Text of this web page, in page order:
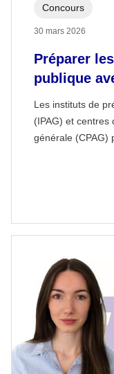
Préparer
publique
Les instituts de
(IPAG) et centres
générale (CPAG)
Concours
30 mars 2026